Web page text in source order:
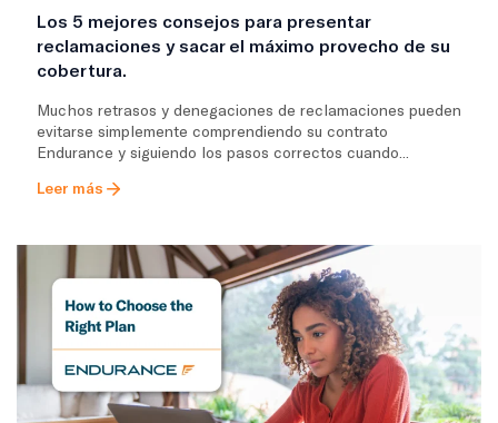
Los 5 mejores consejos para presentar
reclamaciones y sacar el máximo provecho de su
cobertura.
Muchos retrasos y denegaciones de reclamaciones pueden
evitarse simplemente comprendiendo su contrato
Endurance y siguiendo los pasos correctos cuando...
Leer más